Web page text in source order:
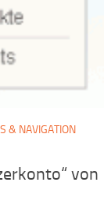
& NAVIGATION
von